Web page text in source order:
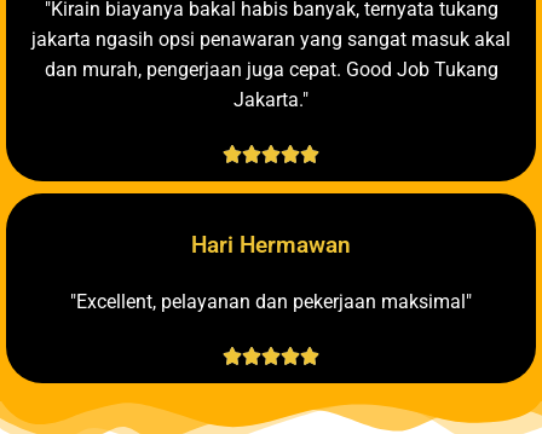
"Kirain biayanya bakal habis banyak, ternyata tukang
jakarta ngasih opsi penawaran yang sangat masuk akal
dan murah, pengerjaan juga cepat. Good Job Tukang
Jakarta."

Hari Hermawan
"Excellent, pelayanan dan pekerjaan maksimal"
